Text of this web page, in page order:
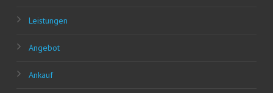
Leis­tun­gen
Ange­bot
Ankauf